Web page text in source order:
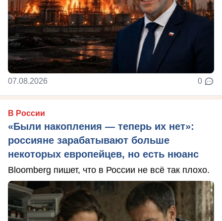
07.08.2026 0
В России
«Были накопления — теперь их нет»:
россияне зарабатывают больше
некоторых европейцев, но есть нюанс
Bloomberg пишет, что в России не всё так плохо.